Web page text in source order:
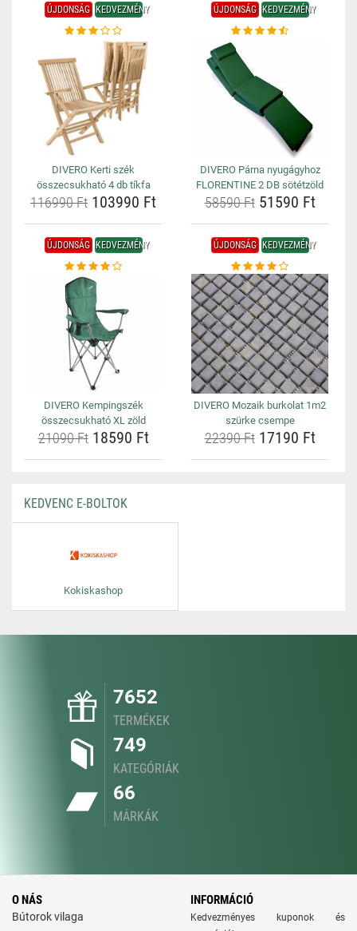
ÚJDONSÁG KEDVEZMÉNY
DIVERO Kerti szék
összecsukható 4 db tíkfa
116990 Ft 103990 Ft
ÚJDONSÁG KEDVEZMÉNY
DIVERO Párna nyugágyhoz
FLORENTINE 2 DB sötétzöld
58590 Ft51590 Ft
ÚJDONSÁG KEDVEZMÉNY
DIVERO Kempingszék
összecsukható XL zöld
21090 Ft18590 Ft
ÚJDONSÁG KEDVEZMÉNY
DIVERO Mozaik burkolat 1m2
szürke csempe
22390 Ft17190 Ft
KEDVENC E-BOLTOK
Kokiskashop
7652
TERMÉKEK
749
KATEGÓRIÁK
66
MÁRKÁK
O NÁS
Bútorok vilaga
INFORMÁCIÓ
Kedvezményes kuponok és